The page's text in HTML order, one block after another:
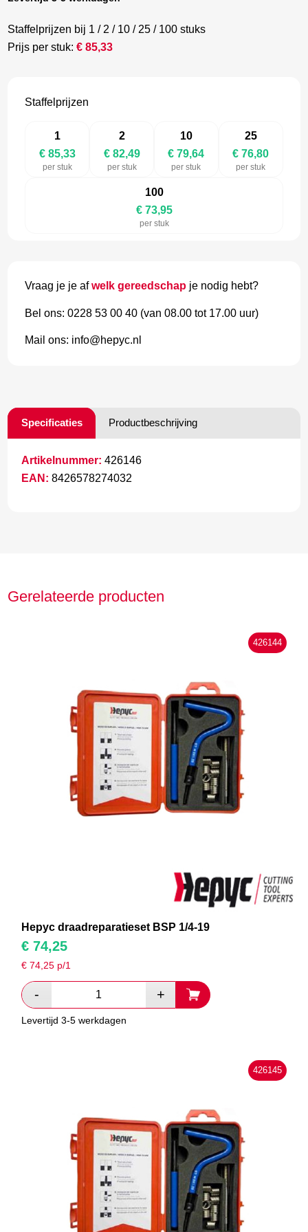
Staffelprijzen bij 1 / 2 / 10 / 25 / 100 stuks
Prijs per stuk:€85,33
Staffelprijzen
1
€ 85,33
per stuk
2
€ 82,49
per stuk
10
€ 79,64
per stuk
25
€ 76,80
per stuk
100
€ 73,95
per stuk
Vraag je je afwelk gereedschap je nodig hebt?
Bel ons: 0228 53 00 40 (van 08.00 tot 17.00 uur)
Mail ons: info@hepyc.nl
Specificaties Productbeschrijving
Artikelnummer: 426146
EAN: 8426578274032
Gerelateerde producten
426144
Hepyc draadreparatieset BSP 1/4-19
€ 74,25
€74,25 p/1
Levertijd 3-5 werkdagen
426145